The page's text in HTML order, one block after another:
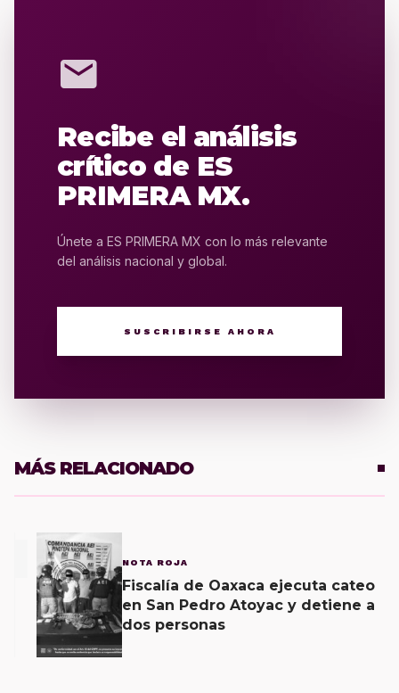
mail
Recibe el análisis
crítico de ES
PRIMERA MX.
Únete a ES PRIMERA MX con lo más relevante
del análisis nacional y global.
SUSCRIBIRSE AHORA
MÁS RELACIONADO
NOTA ROJA
Fiscalía de Oaxaca ejecuta cateo
en San Pedro Atoyac y detiene a
dos personas